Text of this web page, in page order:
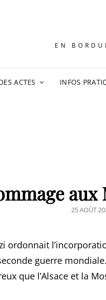
EN
ACTES INFOS
aux
POSTED
25 AOÛT
ordonnait
guerre
que l’Alsace et la